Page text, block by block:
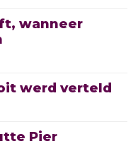
wanneer
werd verteld
Pier